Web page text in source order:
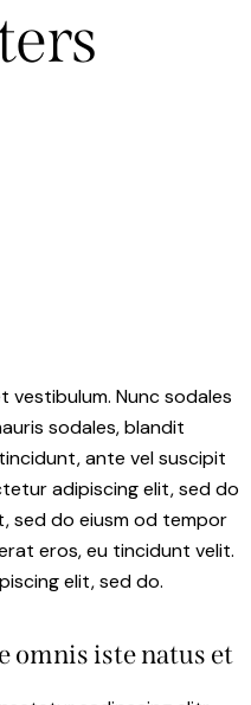
vestibulum. Nunc sodales
sodales, blandit
ante vel suscipit
adipiscing elit, sed do
sed do eiusm od tempor
eros, eu tincidunt velit.
elit, sed do.
omnis iste natus et